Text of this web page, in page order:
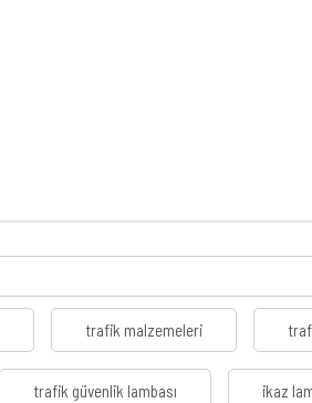
trafik malzemeleri
trafik güvenlik lambası ikaz